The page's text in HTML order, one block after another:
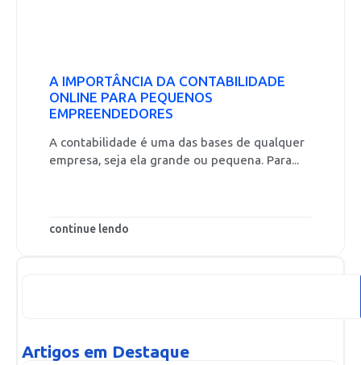
A IMPORTÂNCIA DA CONTABILIDADE
ONLINE PARA PEQUENOS
EMPREENDEDORES
A contabilidade é uma das bases de qualquer
empresa, seja ela grande ou pequena. Para...
continue lendo
Artigos em Destaque